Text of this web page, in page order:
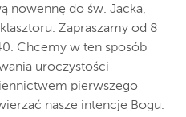
nowennę do św. Jacka,
Zapraszamy od 8
Chcemy w ten sposób
uroczystości
pierwszego
nasze intencje Bogu.